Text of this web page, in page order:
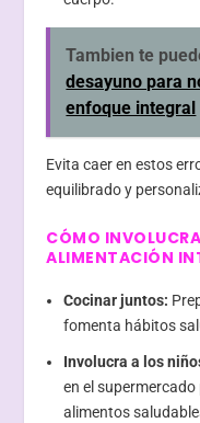
Tambien te
desayuno para
enfoque integral
Evita caer en estos
equilibrado y
CÓMO
ALIMENTACIÓN
Cocinar juntos:
fomenta hábitos
Involucra a los
en el
alimentos